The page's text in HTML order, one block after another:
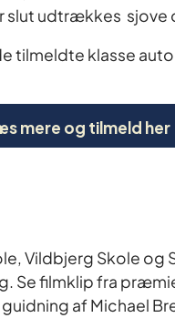
slut udtrækkes
tilmeldte klasse
mere og tilmeld her
Vildbjerg Skole og
filmklip fra
af Michael